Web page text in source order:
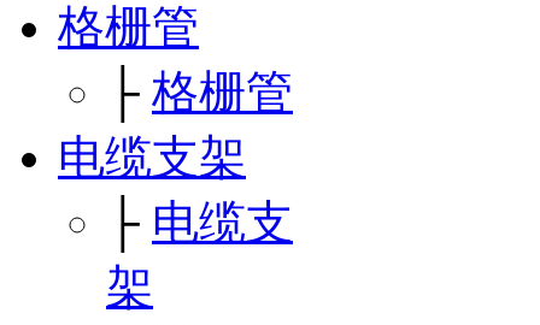
格栅管
├ 格栅管
电缆支架
├ 电缆支
架